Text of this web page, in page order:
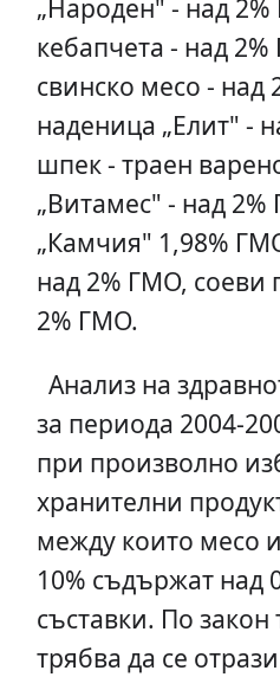
„Народен" - над
кебапчета - над
свинско месо - над
наденица „Елит" -
шпек - траен
„Витамес" - над
„Камчия" 1,98%
над 2% ГМО, соеви
2% ГМО.
Анализ на
за периода 2004-
при произволно
хранителни
между които месо
10% съдържат над
съставки. По закон
трябва да се